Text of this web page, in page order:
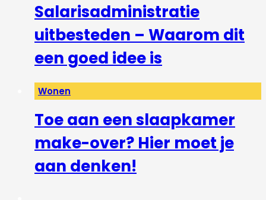
Salarisadministratie
uitbesteden – Waarom dit
een goed idee is
Wonen
Toe aan een slaapkamer
make-over? Hier moet je
aan denken!